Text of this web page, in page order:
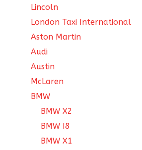
Lincoln
London Taxi International
Aston Martin
Audi
Austin
McLaren
BMW
BMW X2
BMW I8
BMW X1